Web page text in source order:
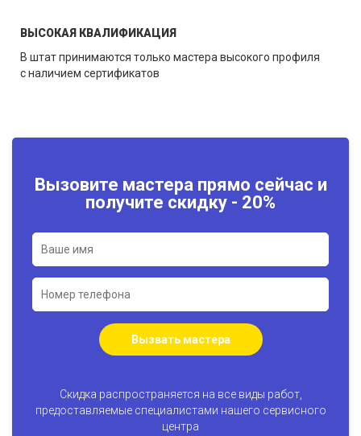
ВЫСОКАЯ КВАЛИФИКАЦИЯ
В штат принимаются только мастера высокого профиля
с наличием сертификатов
Вызовите мастера прямо сейчас и
получите скидку - 20%
Вызвать мастера
Скидка распространяется на все виды работ,
предоставляемые специалистами нашего сервисного
центра